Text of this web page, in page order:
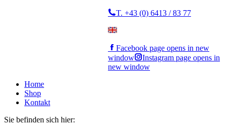
T. +43 (0) 6413 / 83 77
Facebook page opens in new
window
Instagram page opens in
new window
Home
Shop
Kontakt
Sie befinden sich hier: